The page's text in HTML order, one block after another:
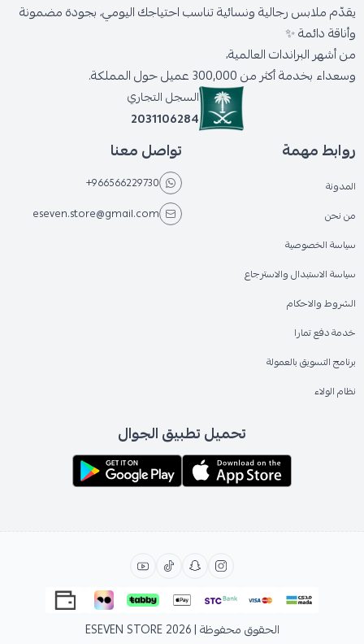
يقدّم ملابس رجالية ونسائية تناسب احتياجك اليومي، بجودة مضمونة
وأناقة دائمة ✨
من أشهر البراندات العالمية،
وسعداء بخدمة أكثر من 300,000 عميل حول المملكة.
السجل التجاري
2031106284
روابط مهمة
المدونة
من نحن
سياسة الخصوصية
سياسة الاستبدال والاسترجاع
الشروط والاحكام
خدمة دفع تمارا
برنامج التسويق بالعمولة
نظام الولاء
تواصل معنا
+966566229730
eseven.store@gmail.com
تحميل تطبيق الجوال
الحقوق محفوظة | 2026 ESEVEN STORE